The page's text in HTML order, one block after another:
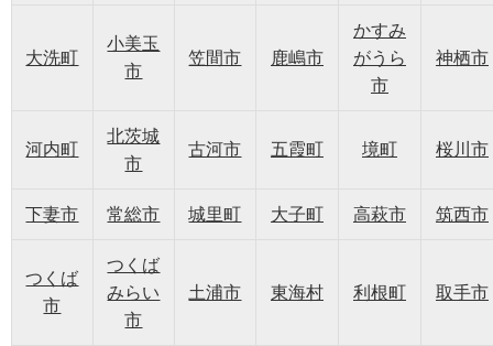
大洗町
小美玉
市
笠間市 鹿嶋市
かすみ
がうら
市
神栖市
河内町
北茨城
市
古河市 五霞町 境町 桜川市
下妻市 常総市 城里町 大子町 高萩市 筑西市
つくば
市
つくば
みらい
市
土浦市 東海村 利根町 取手市